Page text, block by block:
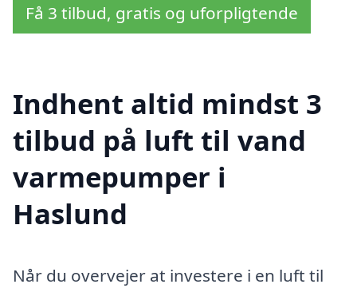
Få 3 tilbud, gratis og uforpligtende
Indhent altid mindst 3
tilbud på luft til vand
varmepumper i
Haslund
Når du overvejer at investere i en luft til